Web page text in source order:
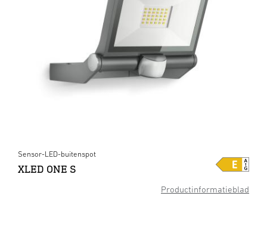
Productinformatieblad
Sensor-LED-buitenspot
XLED ONE S